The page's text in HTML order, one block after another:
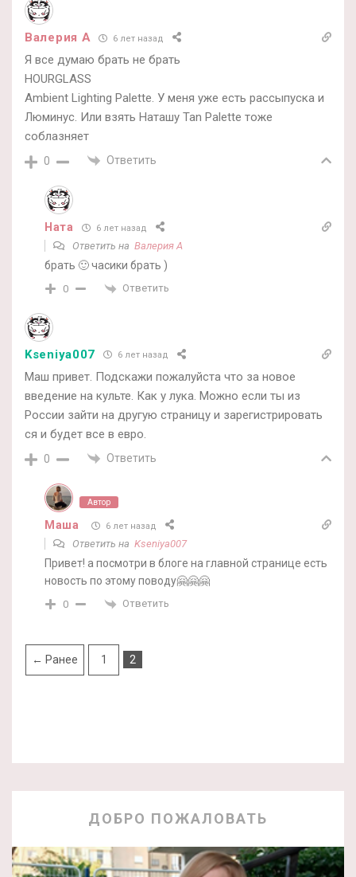
Валерия А 6 лет назад
Я все думаю брать не брать
HOURGLASS
Ambient Lighting Palette. У меня уже есть рассыпуска и
Люминус. Или взять Наташу Tan Palette тоже
соблазняет
0 Ответить
Ната 6 лет назад
Ответить на Валерия А
брать 🙂 часики брать )
0 Ответить
Kseniya007 6 лет назад
Маш привет. Подскажи пожалуйста что за новое
введение на культе. Как у лука. Можно если ты из
России зайти на другую страницу и зарегистрировать
ся и будет все в евро.
0 Ответить
Автор
Маша 6 лет назад
Ответить на Kseniya007
Привет! а посмотри в блоге на главной странице есть
новость по этому поводу🤗🤗🤗
0 Ответить
← Ранее 1 2
ДОБРО ПОЖАЛОВАТЬ